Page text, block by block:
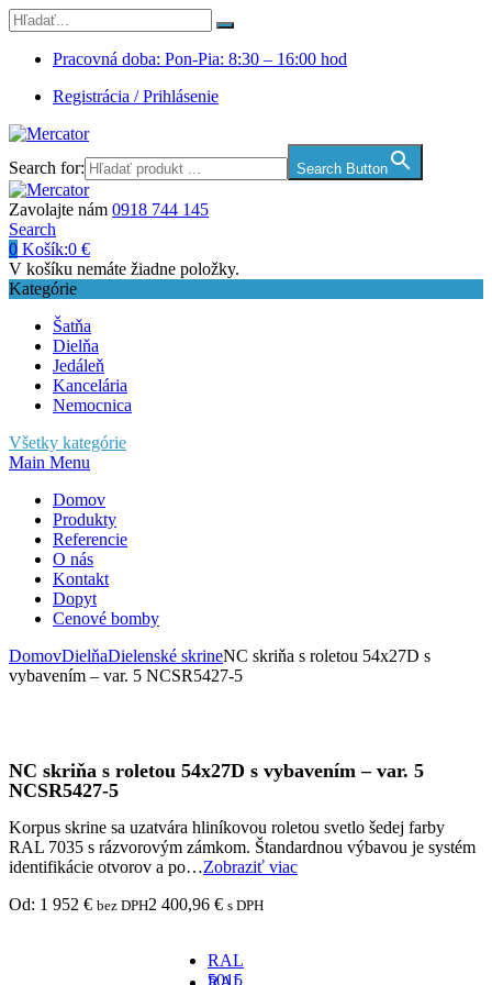
Pracovná doba: Pon-Pia: 8:30 – 16:00 hod
Registrácia / Prihlásenie
Search for: Search Button
Zavolajte nám 0918 744 145
Search
0 Košík:0 €
V košíku nemáte žiadne položky.
Kategórie
Šatňa
Dielňa
Jedáleň
Kancelária
Nemocnica
Všetky kategórie
Main Menu
Domov
Produkty
Referencie
O nás
Kontakt
Dopyt
Cenové bomby
DomovDielňaDielenské skrineNC skriňa s roletou 54x27D s
vybavením – var. 5 NCSR5427-5
NC skriňa s roletou 54x27D s vybavením – var. 5
NCSR5427-5
Korpus skrine sa uzatvára hliníkovou roletou svetlo šedej farby
RAL 7035 s rázvorovým zámkom. Štandardnou výbavou je systém
identifikácie otvorov a po…Zobraziť viac
Od: 1 952 € bez DPH2 400,96 € s DPH
RAL
5015